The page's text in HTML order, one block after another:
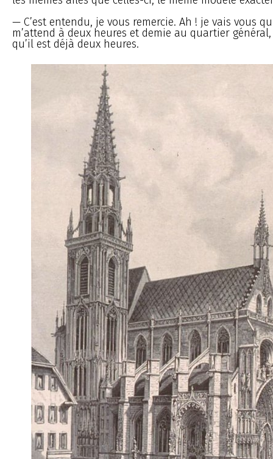
— C’est entendu, je vous remercie. Ah ! je vais vous
m’attend à deux heures et demie au quartier
qu’il est déjà deux heures.